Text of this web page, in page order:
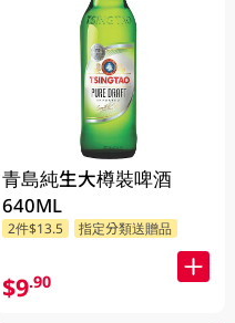
青島純生大樽裝啤酒
640ML
2件$13.5 指定分類送贈品
$9.90